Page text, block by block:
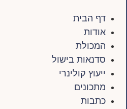
דף הבית
אודות
המכולת
סדנאות בישול
ייעוץ קולינרי
מתכונים
כתבות